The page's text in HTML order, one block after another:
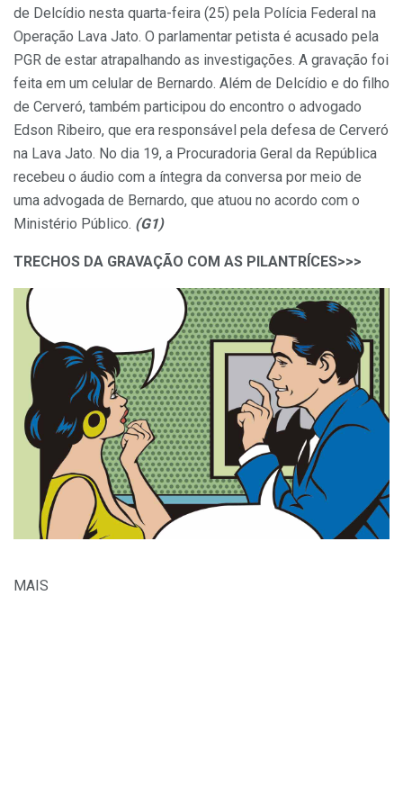
de Delcídio nesta quarta-feira (25) pela Polícia Federal na
Operação Lava Jato. O parlamentar petista é acusado pela
PGR de estar atrapalhando as investigações. A gravação foi
feita em um celular de Bernardo. Além de Delcídio e do filho
de Cerveró, também participou do encontro o advogado
Edson Ribeiro, que era responsável pela defesa de Cerveró
na Lava Jato. No dia 19, a Procuradoria Geral da República
recebeu o áudio com a íntegra da conversa por meio de
uma advogada de Bernardo, que atuou no acordo com o
Ministério Público. (G1)
TRECHOS DA GRAVAÇÃO COM AS PILANTRÍCES>>>
MAIS